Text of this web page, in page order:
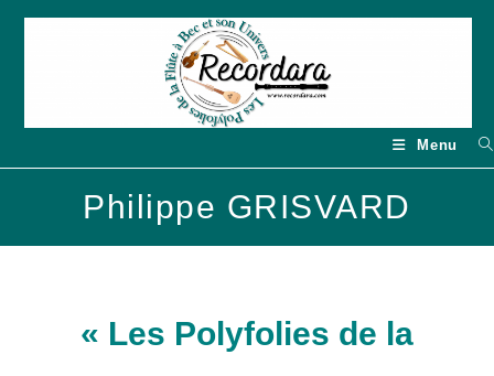
Menu
Philippe GRISVARD
« Les Polyfolies de la